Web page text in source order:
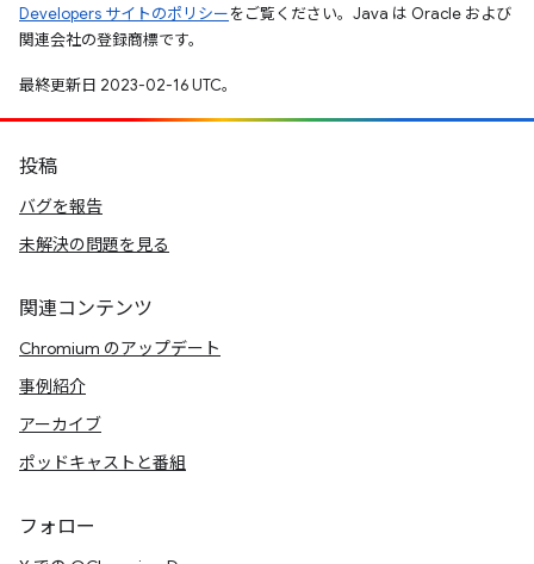
Developers サイトのポリシーをご覧ください。Java は Oracle および
関連会社の登録商標です。
最終更新日 2023-02-16 UTC。
投稿
バグを報告
未解決の問題を見る
関連コンテンツ
Chromium のアップデート
事例紹介
アーカイブ
ポッドキャストと番組
フォロー